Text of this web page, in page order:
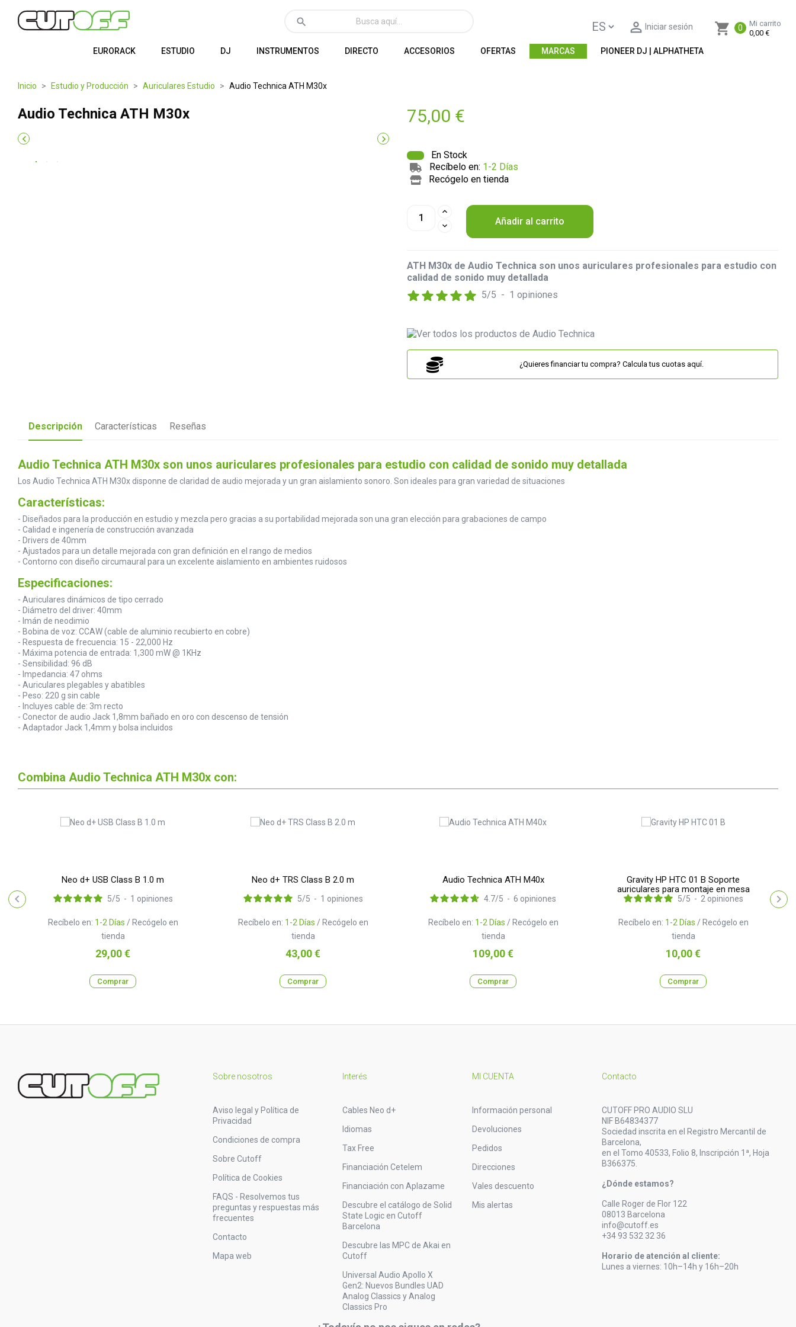
shopping_cart 0
Mi carrito
0,00 €
 Iniciar sesión
search
EURORACK ESTUDIO DJ INSTRUMENTOS DIRECTO ACCESORIOS OFERTAS MARCAS PIONEER DJ | ALPHATHETA
Inicio Estudio y Producción Auriculares Estudio Audio Technica ATH M30x
Audio Technica ATH M30x
 
75,00 €
En Stock
Recíbelo en: 1-2 Días
Recógelo en tienda
Añadir al carrito
ATH M30x de Audio Technica son unos auriculares profesionales para estudio con
calidad de sonido muy detallada
5/5 - 1 opiniones
¿Quieres financiar tu compra? Calcula tus cuotas aquí.
Descripción Características Reseñas
Audio Technica ATH M30x son unos auriculares profesionales para estudio con calidad de sonido muy detallada
Los Audio Technica ATH M30x disponne de claridad de audio mejorada y un gran aislamiento sonoro. Son ideales para gran variedad de situaciones
Características:
- Diseñados para la producción en estudio y mezcla pero gracias a su portabilidad mejorada son una gran elección para grabaciones de campo
- Calidad e ingenería de construcción avanzada
- Drivers de 40mm
- Ajustados para un detalle mejorada con gran definición en el rango de medios
- Contorno con diseño circumaural para un excelente aislamiento en ambientes ruidosos
Especificaciones:
- Auriculares dinámicos de tipo cerrado
- Diámetro del driver: 40mm
- Imán de neodimio
- Bobina de voz: CCAW (cable de aluminio recubierto en cobre)
- Respuesta de frecuencia: 15 - 22,000 Hz
- Máxima potencia de entrada: 1,300 mW @ 1KHz
- Sensibilidad: 96 dB
- Impedancia: 47 ohms
- Auriculares plegables y abatibles
- Peso: 220 g sin cable
- Incluyes cable de: 3m recto
- Conector de audio Jack 1,8mm bañado en oro con descenso de tensión
- Adaptador Jack 1,4mm y bolsa incluidos
Combina Audio Technica ATH M30x con:
Neo d+ USB Class B 1.0 m
Recíbelo en: 1-2 Días / Recógelo en
tienda
5/5 - 1 opiniones
Precio
29,00 €
Comprar
Neo d+ TRS Class B 2.0 m
Recíbelo en: 1-2 Días / Recógelo en
tienda
5/5 - 1 opiniones
Precio
43,00 €
Comprar
Audio Technica ATH M40x
Recíbelo en: 1-2 Días / Recógelo en
tienda
4.7/5 - 6 opiniones
Precio
109,00 €
Comprar
Gravity HP HTC 01 B Soporte
auriculares para montaje en mesa
Recíbelo en: 1-2 Días / Recógelo en
tienda
5/5 - 2 opiniones
Precio
10,00 €
Comprar
Sobre nosotros
Aviso legal y Política de
Privacidad
Condiciones de compra
Sobre Cutoff
Política de Cookies
FAQS - Resolvemos tus
preguntas y respuestas más
frecuentes
Contacto
Mapa web
Interés
Cables Neo d+
Idiomas
Tax Free
Financiación Cetelem
Financiación con Aplazame
Descubre el catálogo de Solid
State Logic en Cutoff
Barcelona
Descubre las MPC de Akai en
Cutoff
Universal Audio Apollo X
Gen2: Nuevos Bundles UAD
Analog Classics y Analog
Classics Pro
MI CUENTA
Información personal
Devoluciones
Pedidos
Direcciones
Vales descuento
Mis alertas
Contacto
CUTOFF PRO AUDIO SLU
NIF B64834377
Sociedad inscrita en el Registro Mercantil de
Barcelona,
en el Tomo 40533, Folio 8, Inscripción 1ª, Hoja
B366375.
¿Dónde estamos?
Calle Roger de Flor 122
08013 Barcelona
info@cutoff.es
+34 93 532 32 36
Horario de atención al cliente:
Lunes a viernes: 10h–14h y 16h–20h